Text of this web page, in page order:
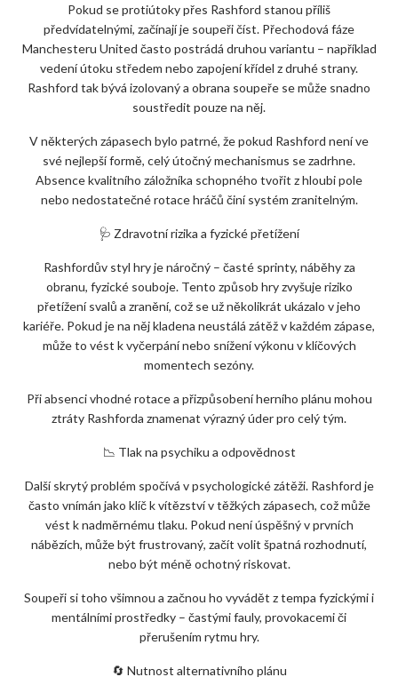
Pokud se protiútoky přes Rashford stanou příliš
předvídatelnými, začínají je soupeři číst. Přechodová fáze
Manchesteru United často postrádá druhou variantu – například
vedení útoku středem nebo zapojení křídel z druhé strany.
Rashford tak bývá izolovaný a obrana soupeře se může snadno
soustředit pouze na něj.
V některých zápasech bylo patrné, že pokud Rashford není ve
své nejlepší formě, celý útočný mechanismus se zadrhne.
Absence kvalitního záložníka schopného tvořit z hloubi pole
nebo nedostatečné rotace hráčů činí systém zranitelným.
🩺 Zdravotní rizika a fyzické přetížení
Rashfordův styl hry je náročný – časté sprinty, náběhy za
obranu, fyzické souboje. Tento způsob hry zvyšuje riziko
přetížení svalů a zranění, což se už několikrát ukázalo v jeho
kariéře. Pokud je na něj kladena neustálá zátěž v každém zápase,
může to vést k vyčerpání nebo snížení výkonu v klíčových
momentech sezóny.
Při absenci vhodné rotace a přizpůsobení herního plánu mohou
ztráty Rashforda znamenat výrazný úder pro celý tým.
📉 Tlak na psychiku a odpovědnost
Další skrytý problém spočívá v psychologické zátěži. Rashford je
často vnímán jako klíč k vítězství v těžkých zápasech, což může
vést k nadměrnému tlaku. Pokud není úspěšný v prvních
nábězích, může být frustrovaný, začít volit špatná rozhodnutí,
nebo být méně ochotný riskovat.
Soupeři si toho všimnou a začnou ho vyvádět z tempa fyzickými i
mentálními prostředky – častými fauly, provokacemi či
přerušením rytmu hry.
🔄 Nutnost alternativního plánu